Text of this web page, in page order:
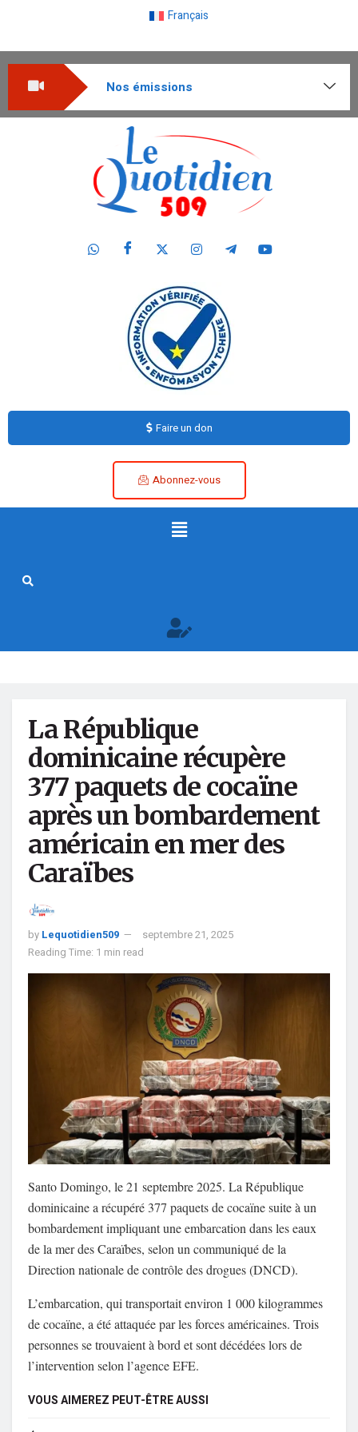
Français
Nos émissions
Faire un don
Abonnez-vous
La République
dominicaine récupère
377 paquets de cocaïne
après un bombardement
américain en mer des
Caraïbes
by Lequotidien509
septembre 21, 2025
Reading Time: 1 min read
Santo Domingo, le 21 septembre 2025. La République
dominicaine a récupéré 377 paquets de cocaïne suite à un
bombardement impliquant une embarcation dans les eaux
de la mer des Caraïbes, selon un communiqué de la
Direction nationale de contrôle des drogues (DNCD).
L’embarcation, qui transportait environ 1 000 kilogrammes
de cocaïne, a été attaquée par les forces américaines. Trois
personnes se trouvaient à bord et sont décédées lors de
l’intervention selon l’agence EFE.
VOUS AIMEREZ PEUT-ÊTRE AUSSI